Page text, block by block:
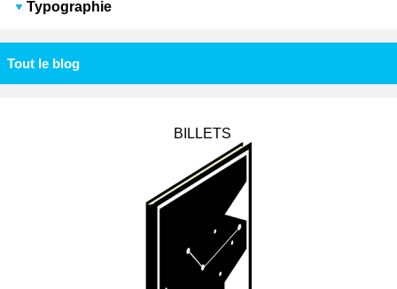
Typographie
Tout le blog
BILLETS